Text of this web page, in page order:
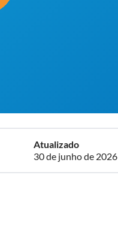
Atualizado
30 de junho de 2026